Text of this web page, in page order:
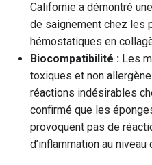
Californie a démontré
de saignement chez les
hémostatiques en
Biocompatibilité : Les
toxiques et non
réactions indésirables
confirmé que les
provoquent pas de
d’inflammation au niveau